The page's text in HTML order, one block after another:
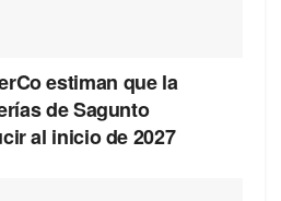
estiman que la
de Sagunto
al inicio de 2027